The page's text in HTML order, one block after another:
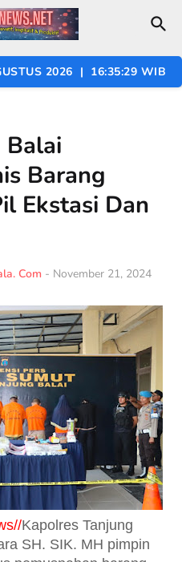
2026 | 16:35:31 WIB
Balai
Barang
Ekstasi Dan
Com - November 21, 2024
Kapolres Tanjung
SH. SIK. MH pimpin